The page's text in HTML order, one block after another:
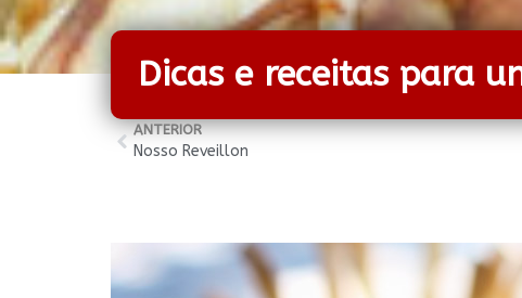
Dicas e receitas para
ANTERIOR
Nosso Reveillon